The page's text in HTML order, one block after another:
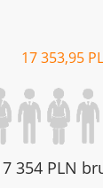
17 353,95
354 PLN